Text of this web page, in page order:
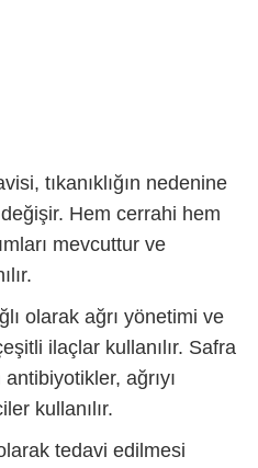
tıkanıklığın nedenine
Hem cerrahi hem
mevcuttur ve
olarak ağrı yönetimi ve
ilaçlar kullanılır. Safra
ağrıyı
kullanılır.
tedavi edilmesi